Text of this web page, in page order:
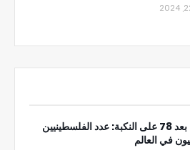
الإحصاء بعد 78 على النكبة: عدد الفلسطينيين